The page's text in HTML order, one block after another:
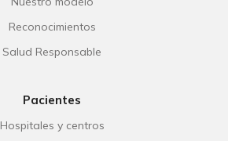
Reconocimientos
Salud Responsable
Pacientes
Hospitales y centros